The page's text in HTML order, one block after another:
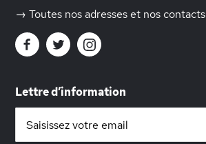
→ Toutes nos adresses et nos contacts
Lettre d’information